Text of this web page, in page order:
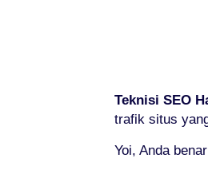
Teknisi SEO
trafik situs
Yoi, Anda